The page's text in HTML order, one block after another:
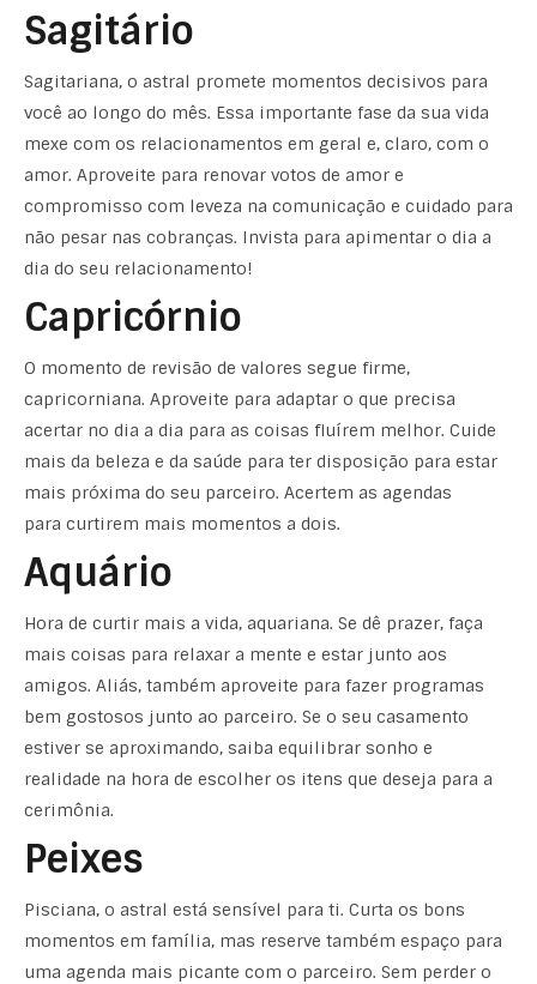
Sagitário
Sagitariana, o astral promete momentos decisivos para
você ao longo do mês. Essa importante fase da sua vida
mexe com os relacionamentos em geral e, claro, com o
amor. Aproveite para renovar votos de amor e
compromisso com leveza na comunicação e cuidado para
não pesar nas cobranças. Invista para apimentar o dia a
dia do seu relacionamento!
Capricórnio
O momento de revisão de valores segue firme,
capricorniana. Aproveite para adaptar o que precisa
acertar no dia a dia para as coisas fluírem melhor. Cuide
mais da beleza e da saúde para ter disposição para estar
mais próxima do seu parceiro. Acertem as agendas
para curtirem mais momentos a dois.
Aquário
Hora de curtir mais a vida, aquariana. Se dê prazer, faça
mais coisas para relaxar a mente e estar junto aos
amigos. Aliás, também aproveite para fazer programas
bem gostosos junto ao parceiro. Se o seu casamento
estiver se aproximando, saiba equilibrar sonho e
realidade na hora de escolher os itens que deseja para a
cerimônia.
Peixes
Pisciana, o astral está sensível para ti. Curta os bons
momentos em família, mas reserve também espaço para
uma agenda mais picante com o parceiro. Sem perder o